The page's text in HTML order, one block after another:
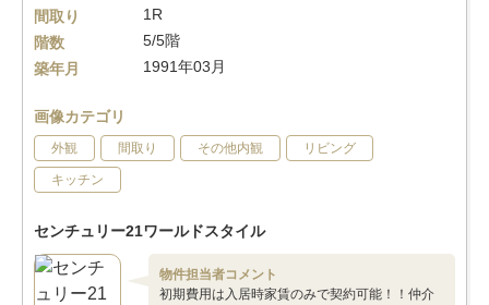
間取り
1R
階数
5/5階
築年月
1991年03月
画像カテゴリ
外観 間取り その他内観 リビング
キッチン
センチュリー21ワールドスタイル
物件担当者コメント
初期費用は入居時家賃のみで契約可能！！仲介